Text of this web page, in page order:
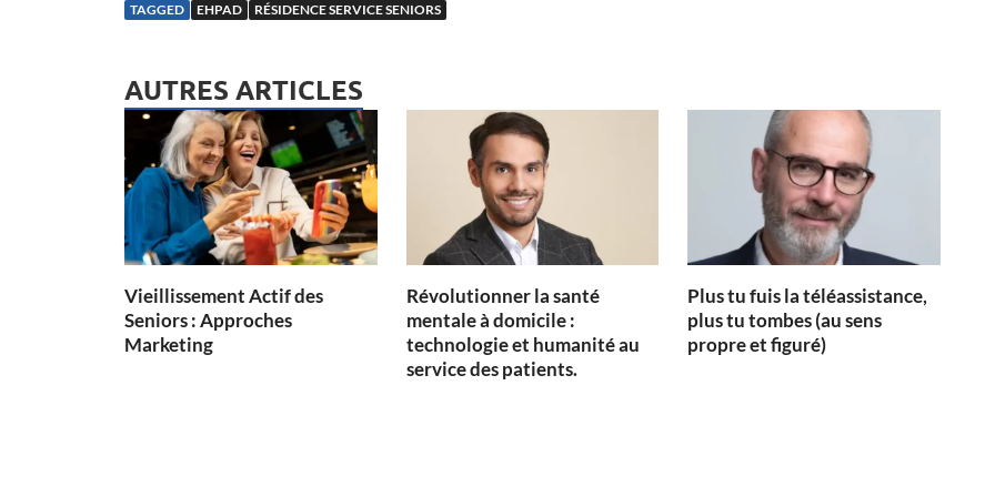
TAGGED EHPAD RÉSIDENCE SERVICE SENIORS
AUTRES ARTICLES
Vieillissement Actif des
Seniors : Approches
Marketing
Révolutionner la santé
mentale à domicile :
technologie et humanité au
service des patients.
Plus tu fuis la téléassistance,
plus tu tombes (au sens
propre et figuré)